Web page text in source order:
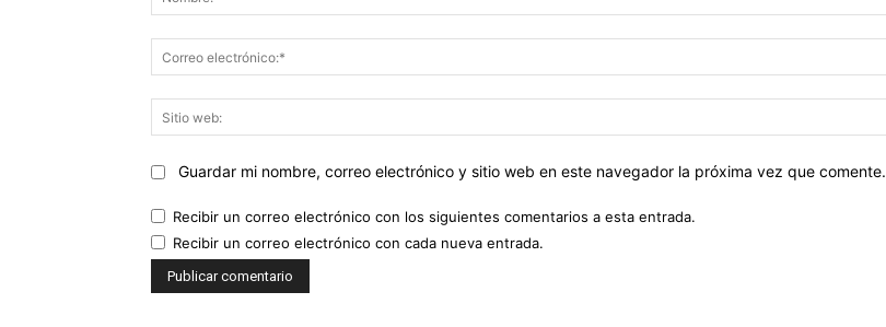
Guardar mi nombre, correo electrónico y sitio web en este navegador la próxima vez que comente.
Recibir un correo electrónico con los siguientes comentarios a esta entrada.
Recibir un correo electrónico con cada nueva entrada.